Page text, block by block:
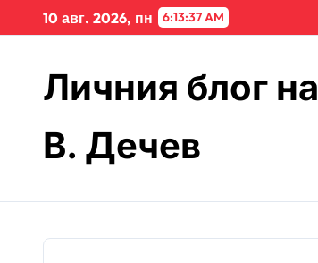
10 авг. 2026, пн 6:13:37 AM
Личния блог на
В. Дечев